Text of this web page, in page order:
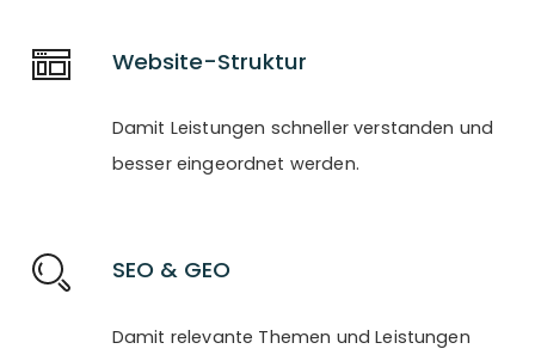
Website-Struktur
Damit Leistungen schneller verstanden und
besser eingeordnet werden.
SEO & GEO
Damit relevante Themen und Leistungen